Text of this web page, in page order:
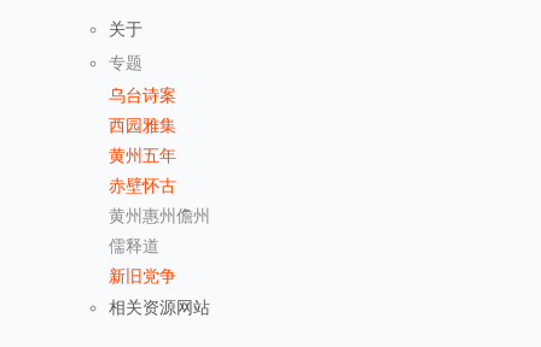
关于
专题
乌台诗案
西园雅集
黄州五年
赤壁怀古
黄州惠州儋州
儒释道
新旧党争
相关资源网站